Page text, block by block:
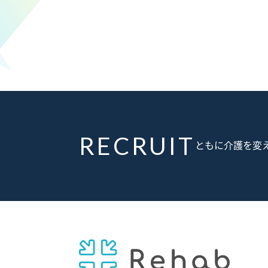
RECRUIT ともに介護を変